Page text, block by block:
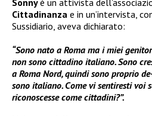
Cittadinanza e in un’intervista,
Sussidiario, aveva dichiarato:
“Sono nato a Roma ma i miei
non sono cittadino italiano. Sono
a Roma Nord, quindi sono proprio
sono italiano. Come vi sentiresti voi
riconoscesse come cittadini?”.